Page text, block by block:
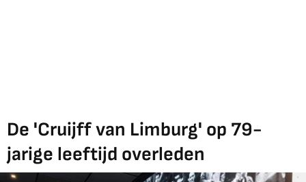
De 'Cruijff van Limburg' op 79-
jarige leeftijd overleden